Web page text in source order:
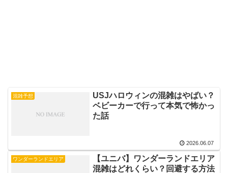
混雑予想
USJハロウィンの混雑はやばい？
ベビーカーで行って本気で怖かっ
た話
2026.06.07
ワンダーランドエリア
【ユニバ】ワンダーランドエリア
混雑はどれくらい？回避する方法